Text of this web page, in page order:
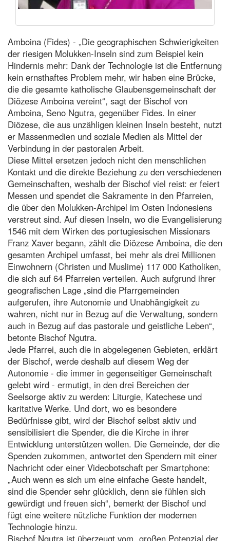
Amboina (Fides) - „Die geographischen Schwierigkeiten
der riesigen Molukken-Inseln sind zum Beispiel kein
Hindernis mehr: Dank der Technologie ist die Entfernung
kein ernsthaftes Problem mehr, wir haben eine Brücke,
die die gesamte katholische Glaubensgemeinschaft der
Diözese Amboina vereint“, sagt der Bischof von
Amboina, Seno Ngutra, gegenüber Fides. In einer
Diözese, die aus unzähligen kleinen Inseln besteht, nutzt
er Massenmedien und soziale Medien als Mittel der
Verbindung in der pastoralen Arbeit.
Diese Mittel ersetzen jedoch nicht den menschlichen
Kontakt und die direkte Beziehung zu den verschiedenen
Gemeinschaften, weshalb der Bischof viel reist: er feiert
Messen und spendet die Sakramente in den Pfarreien,
die über den Molukken-Archipel im Osten Indonesiens
verstreut sind. Auf diesen Inseln, wo die Evangelisierung
1546 mit dem Wirken des portugiesischen Missionars
Franz Xaver begann, zählt die Diözese Amboina, die den
gesamten Archipel umfasst, bei mehr als drei Millionen
Einwohnern (Christen und Muslime) 117 000 Katholiken,
die sich auf 64 Pfarreien verteilen. Auch aufgrund ihrer
geografischen Lage „sind die Pfarrgemeinden
aufgerufen, ihre Autonomie und Unabhängigkeit zu
wahren, nicht nur in Bezug auf die Verwaltung, sondern
auch in Bezug auf das pastorale und geistliche Leben“,
betonte Bischof Ngutra.
Jede Pfarrei, auch die in abgelegenen Gebieten, erklärt
der Bischof, werde deshalb auf diesem Weg der
Autonomie - die immer in gegenseitiger Gemeinschaft
gelebt wird - ermutigt, in den drei Bereichen der
Seelsorge aktiv zu werden: Liturgie, Katechese und
karitative Werke. Und dort, wo es besondere
Bedürfnisse gibt, wird der Bischof selbst aktiv und
sensibilisiert die Spender, die die Kirche in ihrer
Entwicklung unterstützen wollen. Die Gemeinde, der die
Spenden zukommen, antwortet den Spendern mit einer
Nachricht oder einer Videobotschaft per Smartphone:
„Auch wenn es sich um eine einfache Geste handelt,
sind die Spender sehr glücklich, denn sie fühlen sich
gewürdigt und freuen sich“, bemerkt der Bischof und
fügt eine weitere nützliche Funktion der modernen
Technologie hinzu.
Bischof Ngutra ist überzeugt vom „großen Potenzial der